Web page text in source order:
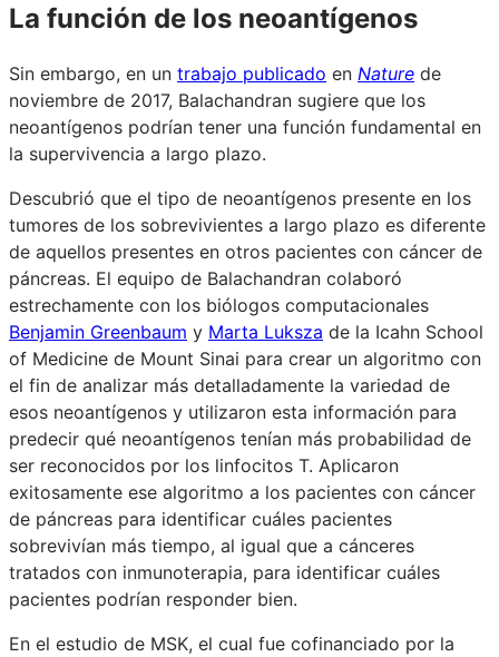
La función de los neoantígenos
Sin embargo, en un trabajo publicado en Nature de
noviembre de 2017, Balachandran sugiere que los
neoantígenos podrían tener una función fundamental en
la supervivencia a largo plazo.
Descubrió que el tipo de neoantígenos presente en los
tumores de los sobrevivientes a largo plazo es diferente
de aquellos presentes en otros pacientes con cáncer de
páncreas. El equipo de Balachandran colaboró
estrechamente con los biólogos computacionales
Benjamin Greenbaum y Marta Luksza de la Icahn School
of Medicine de Mount Sinai para crear un algoritmo con
el fin de analizar más detalladamente la variedad de
esos neoantígenos y utilizaron esta información para
predecir qué neoantígenos tenían más probabilidad de
ser reconocidos por los linfocitos T. Aplicaron
exitosamente ese algoritmo a los pacientes con cáncer
de páncreas para identificar cuáles pacientes
sobrevivían más tiempo, al igual que a cánceres
tratados con inmunoterapia, para identificar cuáles
pacientes podrían responder bien.
En el estudio de MSK, el cual fue cofinanciado por la